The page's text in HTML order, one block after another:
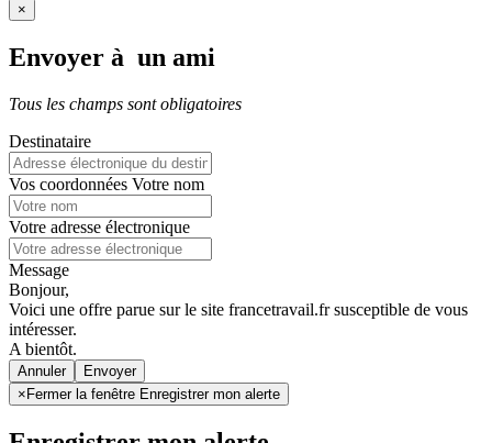
×
Envoyer à un ami
Tous les champs sont obligatoires
Destinataire
Vos coordonnées Votre nom
Votre adresse électronique
Message
Bonjour,
Voici une offre parue sur le site francetravail.fr susceptible de vous
intéresser.
A bientôt.
Annuler
× Fermer la fenêtre Enregistrer mon alerte